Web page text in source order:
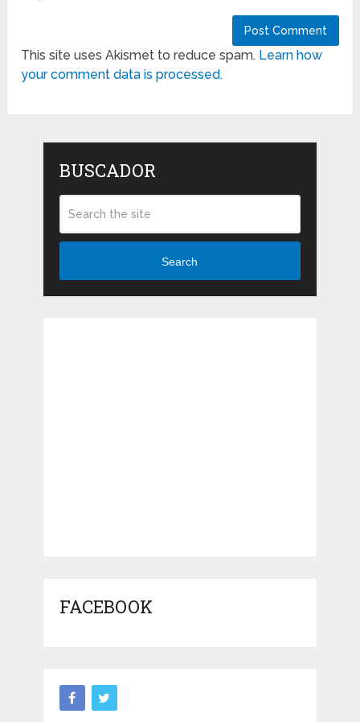
This site uses Akismet to reduce spam. Learn how
your comment data is processed.
BUSCADOR
Search
FACEBOOK